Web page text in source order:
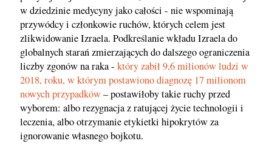
w dziedzinie medycyny jako całości - nie wspominają
przywódcy i członkowie ruchów, których celem jest
zlikwidowanie Izraela. Podkreślanie wkładu Izraela do
globalnych starań zmierzających do dalszego ograniczenia
liczby zgonów na raka - który zabił 9,6 milionów ludzi w
2018, roku, w którym postawiono diagnozę 17 milionom
nowych przypadków– postawiłoby takie ruchy przed
wyborem: albo rezygnacja z ratującej życie technologii i
leczenia, albo otrzymanie etykietki hipokrytów za
ignorowanie własnego bojkotu.